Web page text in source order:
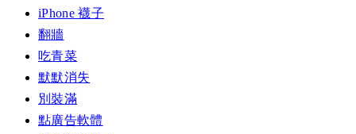
iPhone 襪子
翻牆
吃青菜
默默消失
別裝滿
點廣告軟體